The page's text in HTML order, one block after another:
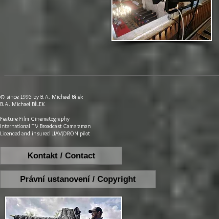
© since 1995 by B.A. Michael Bílek
​​​B.A. Michael BÍLEK
Feature Film Cinematography
International TV Broadcast Cameraman
Licenced and insured UAV/DRON pilot
Kontakt / Contact
Právní ustanovení / Copyright